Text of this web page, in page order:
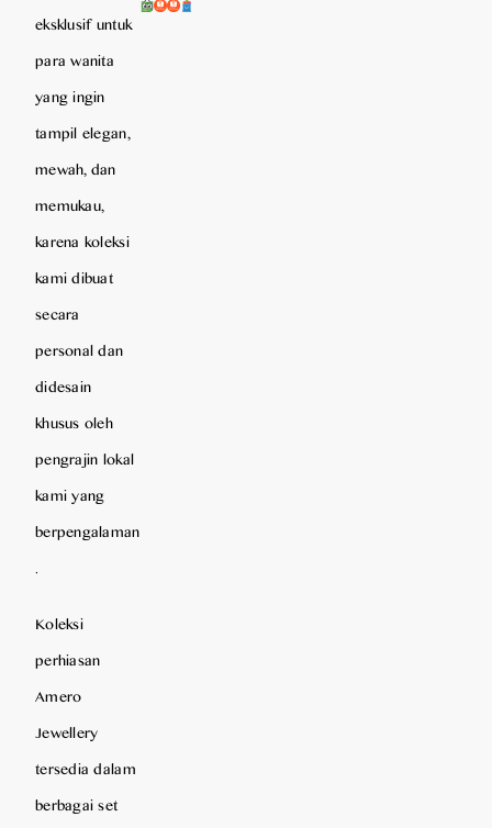
eksklusif untuk
para wanita
yang ingin
tampil elegan,
mewah, dan
memukau,
karena koleksi
kami dibuat
secara
personal dan
didesain
khusus oleh
pengrajin lokal
kami yang
berpengalaman
.
Koleksi
perhiasan
Amero
Jewellery
tersedia dalam
berbagai set